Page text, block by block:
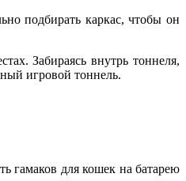
подбирать каркас, чтобы он
Забираясь внутрь тоннеля,
игровой тоннель.
гамаков для кошек на батарею